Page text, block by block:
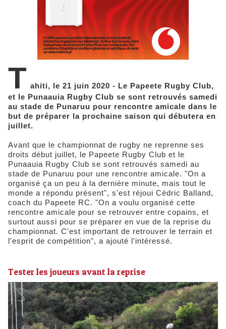
T ahiti, le 21 juin 2020 - Le Papeete Rugby Club,
et le Punaauia Rugby Club se sont retrouvés samedi
au stade de Punaruu pour rencontre amicale dans le
but de préparer la prochaine saison qui débutera en
juillet.
Avant que le championnat de rugby ne reprenne ses
droits début juillet, le Papeete Rugby Club et le
Punaauia Rugby Club se sont retrouvés samedi au
stade de Punaruu pour une rencontre amicale. "On a
organisé ça un peu à la dernière minute, mais tout le
monde a répondu présent", s'est réjoui Cédric Balland,
coach du Papeete RC. "On a voulu organisé cette
rencontre amicale pour se retrouver entre copains, et
surtout aussi pour se préparer en vue de la reprise du
championnat. C'est important de retrouver le terrain et
l'esprit de compétition", a ajouté l'intéressé.
Tester les joueurs avant la reprise